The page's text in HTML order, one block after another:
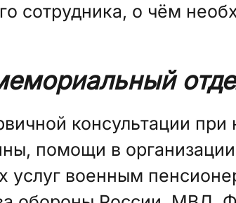
сотрудника, о чём
консультации при
помощи в
услуг военным